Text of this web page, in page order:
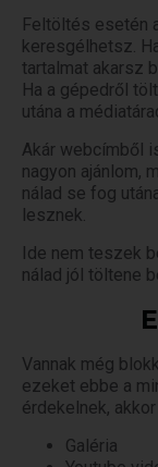
Feltöltés esetén
keresgélhetsz.
tartalmat akarsz
Ha a gépedről
utána a
Akár webcímből
nagyon ajánlom,
nálad se fog
lesznek.
Ide nem teszek
nálad jól töltene
Vannak még
ezeket ebbe a
érdekelnek,
Galéria